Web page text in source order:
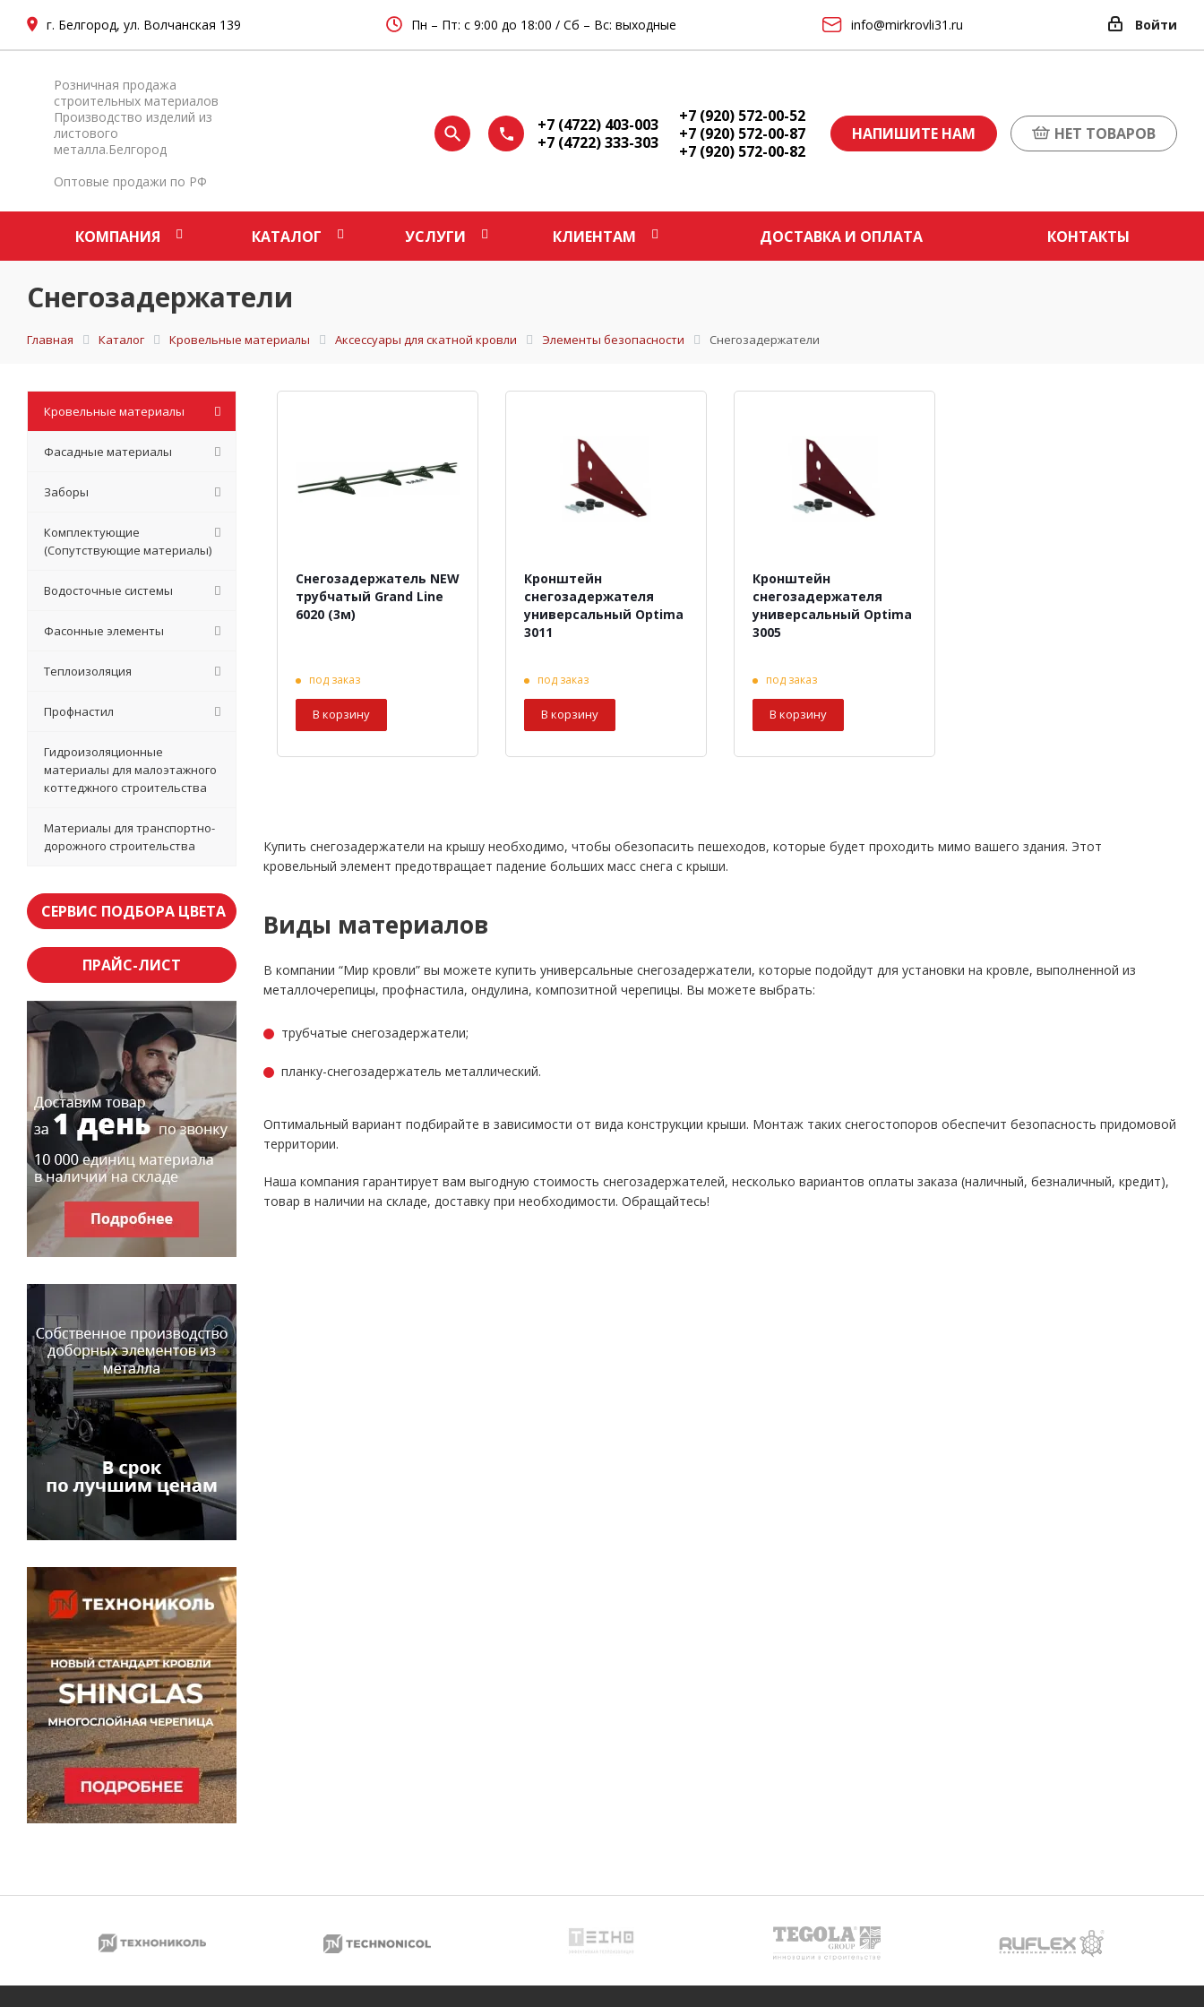
г. Белгород, ул. Волчанская 139 Пн – Пт: с 9:00 до 18:00 / Сб – Вс: выходные info@mirkrovli31.ru Войти
Розничная продажа
строительных материалов
Производство изделий из
листового
металла.Белгород
Оптовые продажи по РФ
+7 (4722) 403-003
+7 (4722) 333-303
+7 (920) 572-00-52
+7 (920) 572-00-87
+7 (920) 572-00-82
НАПИШИТЕ НАМ НЕТ ТОВАРОВ
КОМПАНИЯ КАТАЛОГ УСЛУГИ КЛИЕНТАМ ДОСТАВКА И ОПЛАТА КОНТАКТЫ
Снегозадержатели
Главная Каталог Кровельные материалы Аксессуары для скатной кровли Элементы безопасности Снегозадержатели
Снегозадержатель NEW
трубчатый Grand Line
6020 (3м)
под заказ
В корзину
Кронштейн
снегозадержателя
универсальный Optima
3011
под заказ
В корзину
Кронштейн
снегозадержателя
универсальный Optima
3005
под заказ
В корзину
Купить снегозадержатели на крышу необходимо, чтобы обезопасить пешеходов, которые будет проходить мимо вашего здания. Этот
кровельный элемент предотвращает падение больших масс снега с крыши.
Виды материалов
В компании “Мир кровли” вы можете купить универсальные снегозадержатели, которые подойдут для установки на кровле, выполненной из
металлочерепицы, профнастила, ондулина, композитной черепицы. Вы можете выбрать:
трубчатые снегозадержатели;
планку-снегозадержатель металлический.
Оптимальный вариант подбирайте в зависимости от вида конструкции крыши. Монтаж таких снегостопоров обеспечит безопасность придомовой
территории.
Наша компания гарантирует вам выгодную стоимость снегозадержателей, несколько вариантов оплаты заказа (наличный, безналичный, кредит),
товар в наличии на складе, доставку при необходимости. Обращайтесь!
Кровельные материалы
Фасадные материалы
Заборы
Комплектующие
(Сопутствующие материалы)
Водосточные системы
Фасонные элементы
Теплоизоляция
Профнастил
Гидроизоляционные
материалы для малоэтажного
коттеджного строительства
Материалы для транспортно-
дорожного строительства
СЕРВИС ПОДБОРА ЦВЕТА
ПРАЙС-ЛИСТ